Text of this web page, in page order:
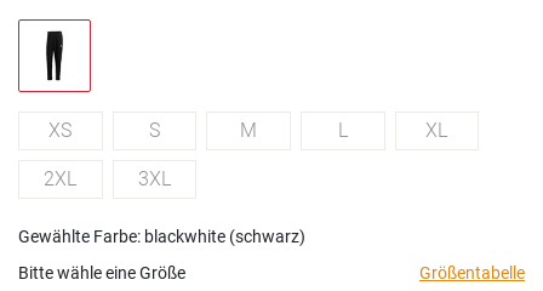
XS S M L XL
2XL 3XL
Gewählte Farbe: blackwhite (schwarz)
Bitte wähle eine Größe
Größentabelle